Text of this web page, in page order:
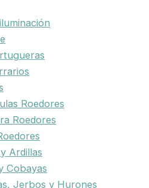
Roedores
Roedores
Ardillas
Cobayas
Jerbos y Hurones